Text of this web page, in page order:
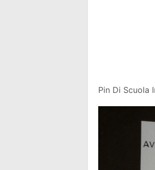
Pin Di Scuola